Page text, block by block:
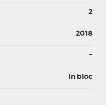
2
2018
-
In bloc